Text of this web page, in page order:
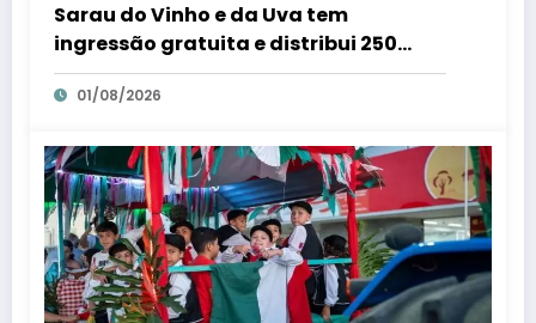
Sarau do Vinho e da Uva tem
ingressão gratuita e distribui 250
litros de suco em Santa Teresa – Em
Dia ES
01/08/2026